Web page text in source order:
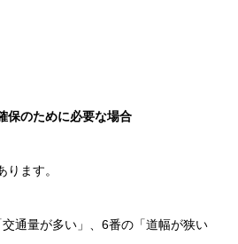
保のために必要な場合
ます。
通量が多い」、6番の「道幅が狭い